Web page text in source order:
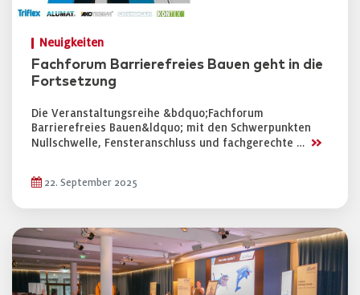
Neuigkeiten
Fachforum Barrierefreies Bauen geht in die
Fortsetzung
Die Veranstaltungsreihe &bdquo;Fachforum
Barrierefreies Bauen&ldquo; mit den Schwerpunkten
Nullschwelle, Fensteranschluss und fachgerechte … >>
22. September 2025